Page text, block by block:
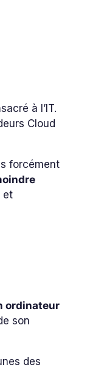
à l’IT.
Cloud
forcément
et
ordinateur
son
des